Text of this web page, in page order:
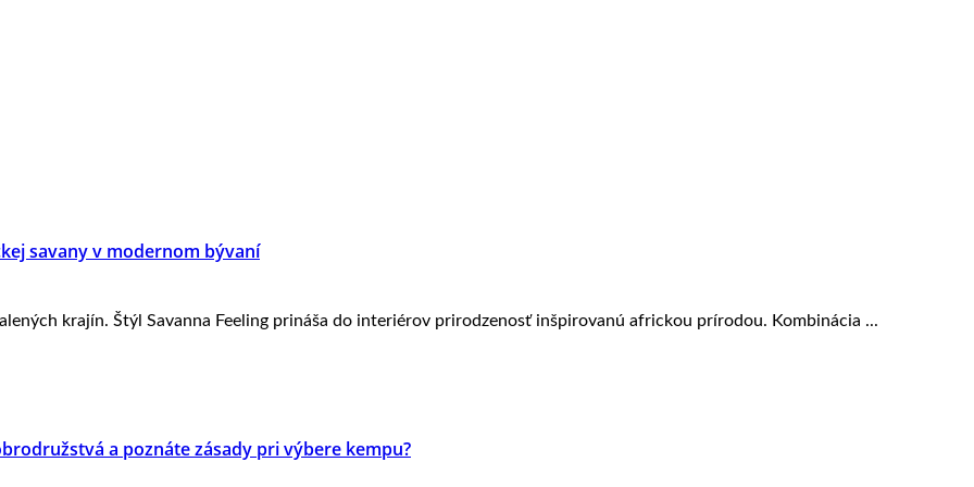
savany v modernom bývaní
krajín. Štýl Savanna Feeling prináša do interiérov prirodzenosť inšpirovanú africkou prírodou. Kombinácia ...
a poznáte zásady pri výbere kempu?